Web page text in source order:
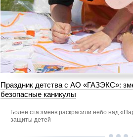
Праздник детства с АО «ГАЗЭКС»:
безопасные каникулы
Более ста змеев раскрасили небо над
защиты детей